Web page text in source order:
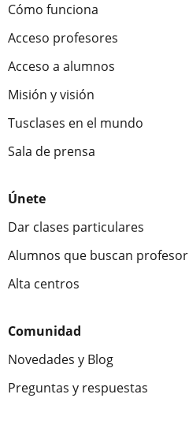
Cómo funciona
Acceso profesores
Acceso a alumnos
Misión y visión
Tusclases en el mundo
Sala de prensa
Únete
Dar clases particulares
Alumnos que buscan profesor
Alta centros
Comunidad
Novedades y Blog
Preguntas y respuestas